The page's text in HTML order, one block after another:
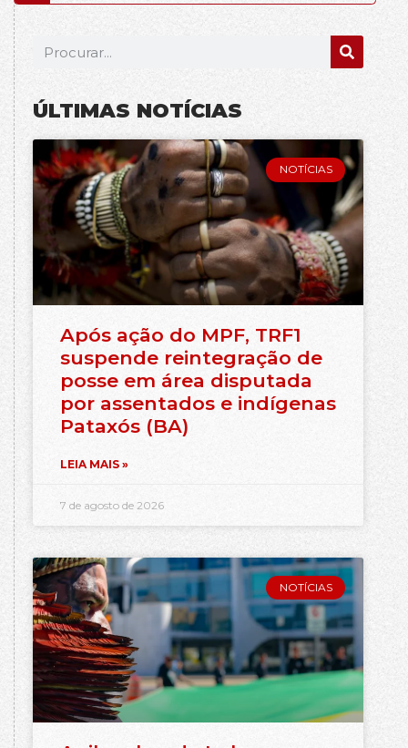
ÚLTIMAS NOTÍCIAS
NOTÍCIAS
Após ação do MPF, TRF1
suspende reintegração de
posse em área disputada
por assentados e indígenas
Pataxós (BA)
LEIA MAIS »
7 de agosto de 2026
NOTÍCIAS